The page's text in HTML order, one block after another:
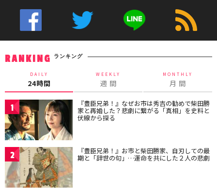
RANKING ランキング
DAILY
24時間
WEEKLY
週 間
MONTHLY
月 間
1 『豊臣兄弟！』なぜお市は秀吉の勧めで柴田勝
家と再婚した？悲劇に繋がる「真相」を史料と
伏線から探る
2 『豊臣兄弟！』お市と柴田勝家、自刃しての最
期と「辞世の句」…運命を共にした２人の悲劇